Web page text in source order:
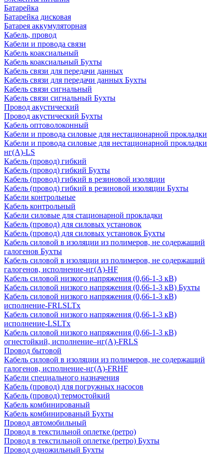
Батарейка
Батарейка дисковая
Батарея аккумуляторная
Кабель, провод
Кабели и провода связи
Кабель коаксиальный
Кабель коаксиальный Бухты
Кабель связи для передачи данных
Кабель связи для передачи данных Бухты
Кабель связи сигнальный
Кабель связи сигнальный Бухты
Провод акустический
Провод акустический Бухты
Кабель оптоволоконный
Кабели и провода силовые для нестационарной прокладки
Кабели и провода силовые для нестационарной прокладки
нг(А)-LS
Кабель (провод) гибкий
Кабель (провод) гибкий Бухты
Кабель (провод) гибкий в резиновой изоляции
Кабель (провод) гибкий в резиновой изоляции Бухты
Кабели контрольные
Кабель контрольный
Кабели силовые для стационарной прокладки
Кабель (провод) для силовых установок
Кабель (провод) для силовых установок Бухты
Кабель силовой в изоляции из полимеров, не содержащий
галогенов Бухты
Кабель силовой в изоляции из полимеров, не содержащий
галогенов, исполнение-нг(А)-HF
Кабель силовой низкого напряжения (0,66-1-3 кВ)
Кабель силовой низкого напряжения (0,66-1-3 кВ) Бухты
Кабель силовой низкого напряжения (0,66-1-3 кВ)
исполнение-FRLSLTx
Кабель силовой низкого напряжения (0,66-1-3 кВ)
исполнение-LSLTx
Кабель силовой низкого напряжения (0,66-1-3 кВ)
огнестойкий, исполнение–нг(А)-FRLS
Провод бытовой
Кабель силовой в изоляции из полимеров, не содержащий
галогенов, исполнение-нг(А)-FRHF
Кабели специального назначения
Кабель (провод) для погружных насосов
Кабель (провод) термостойкий
Кабель комбинированый
Кабель комбинированый Бухты
Провод автомобильный
Провод в текстильной оплетке (ретро)
Провод в текстильной оплетке (ретро) Бухты
Провод одножильный Бухты